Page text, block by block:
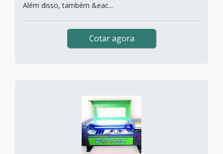
Além disso, também &eac...
Cotar agora